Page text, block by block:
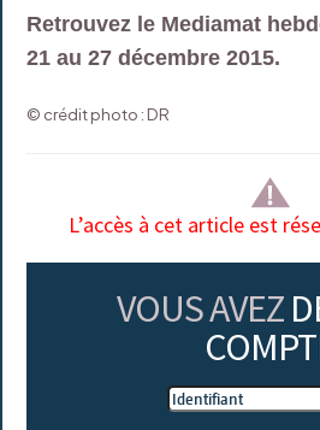
Retrouvez le Mediamat
21 au 27 décembre 2015.
© crédit photo : DR
L’accès à cet article est
VOUS AVEZ